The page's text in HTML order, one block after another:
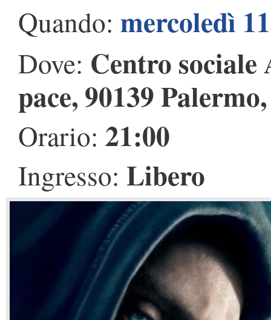
Quando: mercoledì
Dove: Centro
pace, 90139
Orario: 21:00
Ingresso: Libero